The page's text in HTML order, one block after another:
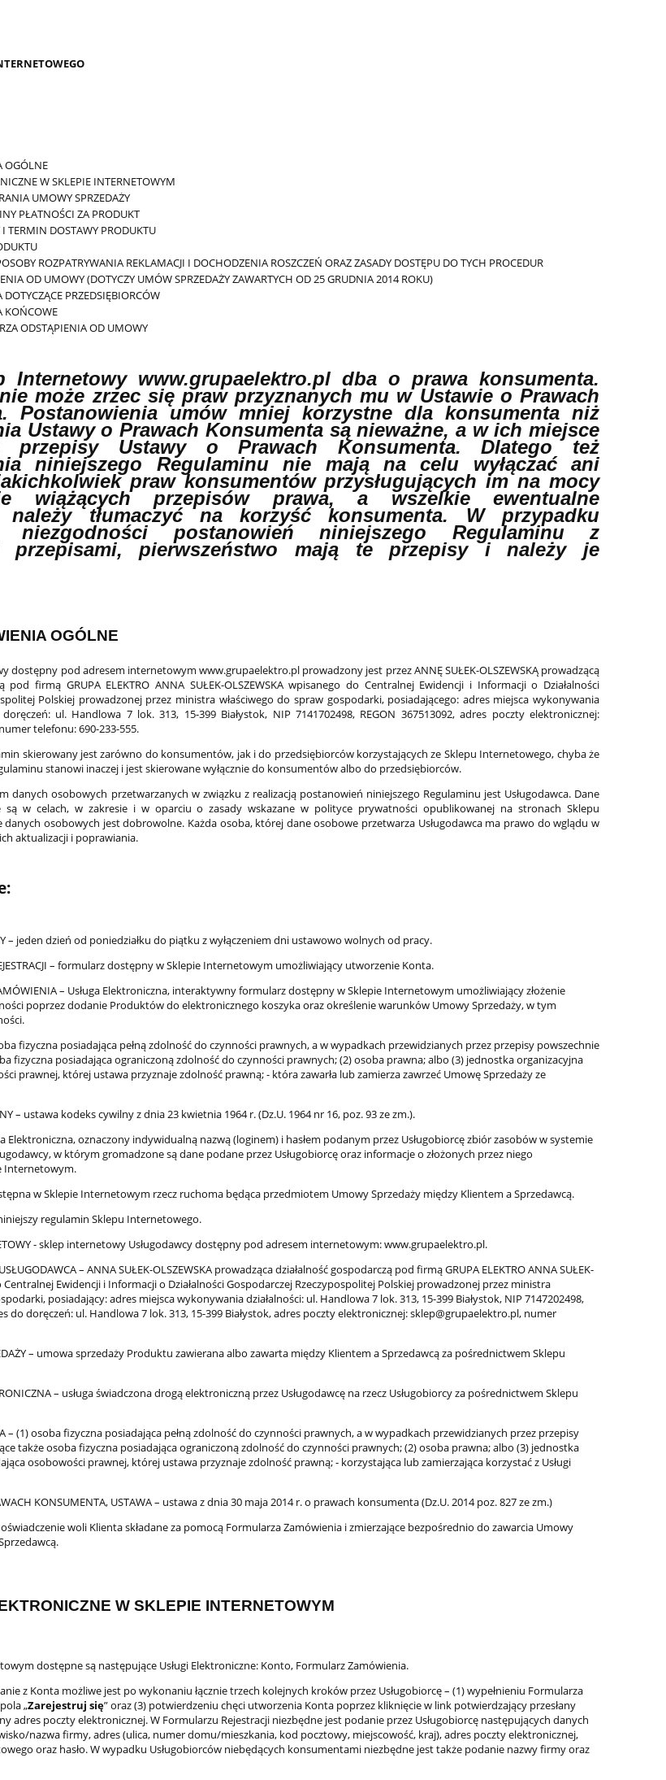
OGÓLNE
W SKLEPIE INTERNETOWYM
UMOWY SPRZEDAŻY
PŁATNOŚCI ZA PRODUKT
I TERMIN DOSTAWY PRODUKTU
ROZPATRYWANIA REKLAMACJI I DOCHODZENIA ROSZCZEŃ ORAZ ZASADY DOSTĘPU DO TYCH PROCEDUR
OD UMOWY (DOTYCZY UMÓW SPRZEDAŻY ZAWARTYCH OD 25 GRUDNIA 2014 ROKU)
PRZEDSIĘBIORCÓW
KOŃCOWE
ODSTĄPIENIA OD UMOWY
Internetowy www.grupaelektro.pl dba o prawa konsumenta.
może zrzec się praw przyznanych mu w Ustawie o Prawach
Postanowienia umów mniej korzystne dla konsumenta niż
Ustawy o Prawach Konsumenta są nieważne, a w ich miejsce
przepisy Ustawy o Prawach Konsumenta. Dlatego też
niniejszego Regulaminu nie mają na celu wyłączać ani
praw konsumentów przysługujących im na mocy
wiążących przepisów prawa, a wszelkie ewentualne
należy tłumaczyć na korzyść konsumenta. W przypadku
niezgodności postanowień niniejszego Regulaminu z
przepisami, pierwszeństwo mają te przepisy i należy je
OGÓLNE
pod adresem internetowym www.grupaelektro.pl prowadzony jest przez ANNĘ SUŁEK-OLSZEWSKĄ prowadzącą
pod firmą GRUPA ELEKTRO ANNA SUŁEK-OLSZEWSKA wpisanego do Centralnej Ewidencji i Informacji o Działalności
Polskiej prowadzonej przez ministra właściwego do spraw gospodarki, posiadającego: adres miejsca wykonywania
ul. Handlowa 7 lok. 313, 15-399 Białystok, NIP 7141702498, REGON 367513092, adres poczty elektronicznej:
telefonu: 690-233-555.
skierowany jest zarówno do konsumentów, jak i do przedsiębiorców korzystających ze Sklepu Internetowego, chyba że
stanowi inaczej i jest skierowane wyłącznie do konsumentów albo do przedsiębiorców.
danych osobowych przetwarzanych w związku z realizacją postanowień niniejszego Regulaminu jest Usługodawca. Dane
są w celach, w zakresie i w oparciu o zasady wskazane w polityce prywatności opublikowanej na stronach Sklepu
osobowych jest dobrowolne. Każda osoba, której dane osobowe przetwarza Usługodawca ma prawo do wglądu w
aktualizacji i poprawiania.
– jeden dzień od poniedziałku do piątku z wyłączeniem dni ustawowo wolnych od pracy.
– formularz dostępny w Sklepie Internetowym umożliwiający utworzenie Konta.
– Usługa Elektroniczna, interaktywny formularz dostępny w Sklepie Internetowym umożliwiający złożenie
poprzez dodanie Produktów do elektronicznego koszyka oraz określenie warunków Umowy Sprzedaży, w tym
fizyczna posiadająca pełną zdolność do czynności prawnych, a w wypadkach przewidzianych przez przepisy powszechnie
fizyczna posiadająca ograniczoną zdolność do czynności prawnych; (2) osoba prawna; albo (3) jednostka organizacyjna
prawnej, której ustawa przyznaje zdolność prawną; - która zawarła lub zamierza zawrzeć Umowę Sprzedaży ze
– ustawa kodeks cywilny z dnia 23 kwietnia 1964 r. (Dz.U. 1964 nr 16, poz. 93 ze zm.).
Elektroniczna, oznaczony indywidualną nazwą (loginem) i hasłem podanym przez Usługobiorcę zbiór zasobów w systemie
w którym gromadzone są dane podane przez Usługobiorcę oraz informacje o złożonych przez niego
Internetowym.
w Sklepie Internetowym rzecz ruchoma będąca przedmiotem Umowy Sprzedaży między Klientem a Sprzedawcą.
regulamin Sklepu Internetowego.
- sklep internetowy Usługodawcy dostępny pod adresem internetowym: www.grupaelektro.pl.
– ANNA SUŁEK-OLSZEWSKA prowadząca działalność gospodarczą pod firmą GRUPA ELEKTRO ANNA SUŁEK-
Centralnej Ewidencji i Informacji o Działalności Gospodarczej Rzeczypospolitej Polskiej prowadzonej przez ministra
posiadający: adres miejsca wykonywania działalności: ul. Handlowa 7 lok. 313, 15-399 Białystok, NIP 7147202498,
do doręczeń: ul. Handlowa 7 lok. 313, 15-399 Białystok, adres poczty elektronicznej: sklep@grupaelektro.pl, numer
– umowa sprzedaży Produktu zawierana albo zawarta między Klientem a Sprzedawcą za pośrednictwem Sklepu
– usługa świadczona drogą elektroniczną przez Usługodawcę na rzecz Usługobiorcy za pośrednictwem Sklepu
– (1) osoba fizyczna posiadająca pełną zdolność do czynności prawnych, a w wypadkach przewidzianych przez przepisy
także osoba fizyczna posiadająca ograniczoną zdolność do czynności prawnych; (2) osoba prawna; albo (3) jednostka
osobowości prawnej, której ustawa przyznaje zdolność prawną; - korzystająca lub zamierzająca korzystać z Usługi
KONSUMENTA, USTAWA – ustawa z dnia 30 maja 2014 r. o prawach konsumenta (Dz.U. 2014 poz. 827 ze zm.)
woli Klienta składane za pomocą Formularza Zamówienia i zmierzające bezpośrednio do zawarcia Umowy
W SKLEPIE INTERNETOWYM
dostępne są następujące Usługi Elektroniczne: Konto, Formularz Zamówienia.
z Konta możliwe jest po wykonaniu łącznie trzech kolejnych kroków przez Usługobiorcę – (1) wypełnieniu Formularza
„Zarejestruj się” oraz (3) potwierdzeniu chęci utworzenia Konta poprzez kliknięcie w link potwierdzający przesłany
adres poczty elektronicznej. W Formularzu Rejestracji niezbędne jest podanie przez Usługobiorcę następujących danych
nazwa firmy, adres (ulica, numer domu/mieszkania, kod pocztowy, miejscowość, kraj), adres poczty elektronicznej,
oraz hasło. W wypadku Usługobiorców niebędących konsumentami niezbędne jest także podanie nazwy firmy oraz